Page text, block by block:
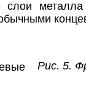
слои
Рис. 5.